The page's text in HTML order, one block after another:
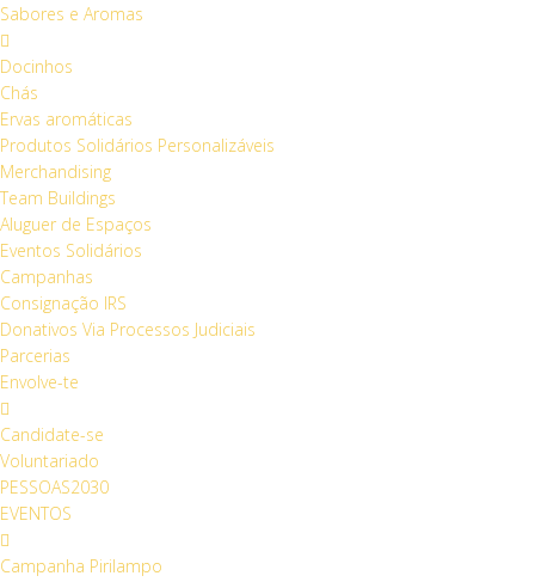
Sabores e Aromas
Docinhos
Chás
Ervas aromáticas
Produtos Solidários Personalizáveis
Merchandising
Team Buildings
Aluguer de Espaços
Eventos Solidários
Campanhas
Consignação IRS
Donativos Via Processos Judiciais
Parcerias
Envolve-te
Candidate-se
Voluntariado
PESSOAS2030
EVENTOS
Campanha Pirilampo